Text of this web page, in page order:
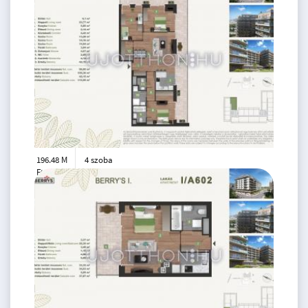
196.48 M
Ft
97 m2
4 szoba
7. emelet